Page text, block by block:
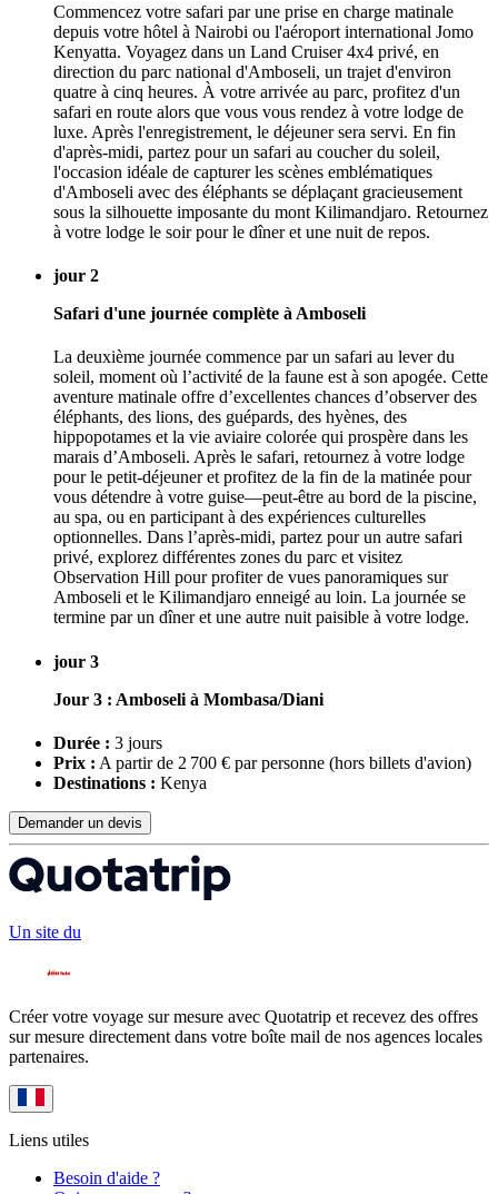
Commencez votre safari par une prise en charge matinale
depuis votre hôtel à Nairobi ou l'aéroport international Jomo
Kenyatta. Voyagez dans un Land Cruiser 4x4 privé, en
direction du parc national d'Amboseli, un trajet d'environ
quatre à cinq heures. À votre arrivée au parc, profitez d'un
safari en route alors que vous vous rendez à votre lodge de
luxe. Après l'enregistrement, le déjeuner sera servi. En fin
d'après-midi, partez pour un safari au coucher du soleil,
l'occasion idéale de capturer les scènes emblématiques
d'Amboseli avec des éléphants se déplaçant gracieusement
sous la silhouette imposante du mont Kilimandjaro. Retournez
à votre lodge le soir pour le dîner et une nuit de repos.
jour 2
Safari d'une journée complète à Amboseli
La deuxième journée commence par un safari au lever du
soleil, moment où l’activité de la faune est à son apogée. Cette
aventure matinale offre d’excellentes chances d’observer des
éléphants, des lions, des guépards, des hyènes, des
hippopotames et la vie aviaire colorée qui prospère dans les
marais d’Amboseli. Après le safari, retournez à votre lodge
pour le petit-déjeuner et profitez de la fin de la matinée pour
vous détendre à votre guise—peut-être au bord de la piscine,
au spa, ou en participant à des expériences culturelles
optionnelles. Dans l’après-midi, partez pour un autre safari
privé, explorez différentes zones du parc et visitez
Observation Hill pour profiter de vues panoramiques sur
Amboseli et le Kilimandjaro enneigé au loin. La journée se
termine par un dîner et une autre nuit paisible à votre lodge.
jour 3
Jour 3 : Amboseli à Mombasa/Diani
Durée : 3 jours
Prix : A partir de 2 700 € par personne (hors billets d'avion)
Destinations : Kenya
Demander un devis
Un site du
Créer votre voyage sur mesure avec Quotatrip et recevez des offres
sur mesure directement dans votre boîte mail de nos agences locales
partenaires.
Liens utiles
Besoin d'aide ?